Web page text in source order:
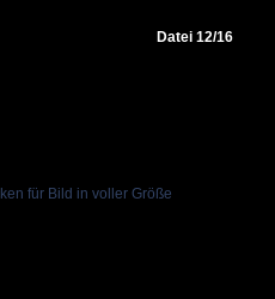
Datei 12/16